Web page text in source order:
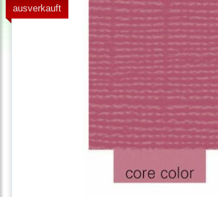
ausverkauft